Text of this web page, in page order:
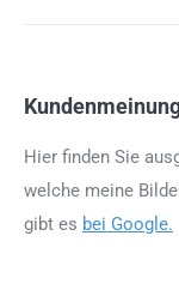
Hier finden Sie
welche meine
gibt es bei Google.